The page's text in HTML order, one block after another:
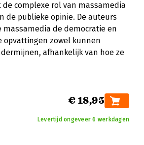
complexe rol van massamedia
de publieke opinie. De auteurs
massamedia de democratie en
opvattingen zowel kunnen
afhankelijk van hoe ze
€ 18,95
Levertijd ongeveer 6 werkdagen